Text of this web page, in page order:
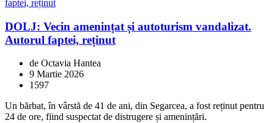
DOLJ: Vecin amenințat și autoturism vandalizat.
Autorul faptei, reținut
de Octavia Hantea
9 Martie 2026
1597
Un bărbat, în vârstă de 41 de ani, din Segarcea, a fost reținut pentru
24 de ore, fiind suspectat de distrugere și amenințări.